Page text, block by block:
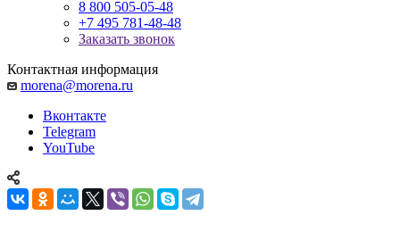
8 800 505-05-48
+7 495 781-48-48
Заказать звонок
Контактная информация
morena@morena.ru
Вконтакте
Telegram
YouTube